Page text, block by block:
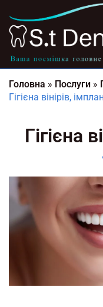
Головна » Послуги »
Гігієна вінірів,
Гігієна